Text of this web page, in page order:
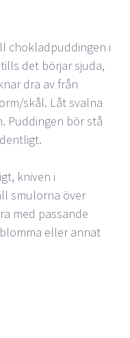
chokladpuddingen i
det börjar sjuda,
dra av från
skål. Låt svalna
Puddingen bör stå
kniven i
smulorna över
med passande
eller annat